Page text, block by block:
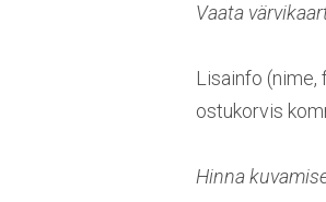
Vaata
Lisainfo (nime,
ostukorvis
Hinna